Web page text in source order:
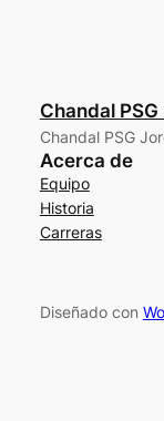
Chandal
Chandal PSG
Acerca de
Equipo
Historia
Carreras
Diseñado con